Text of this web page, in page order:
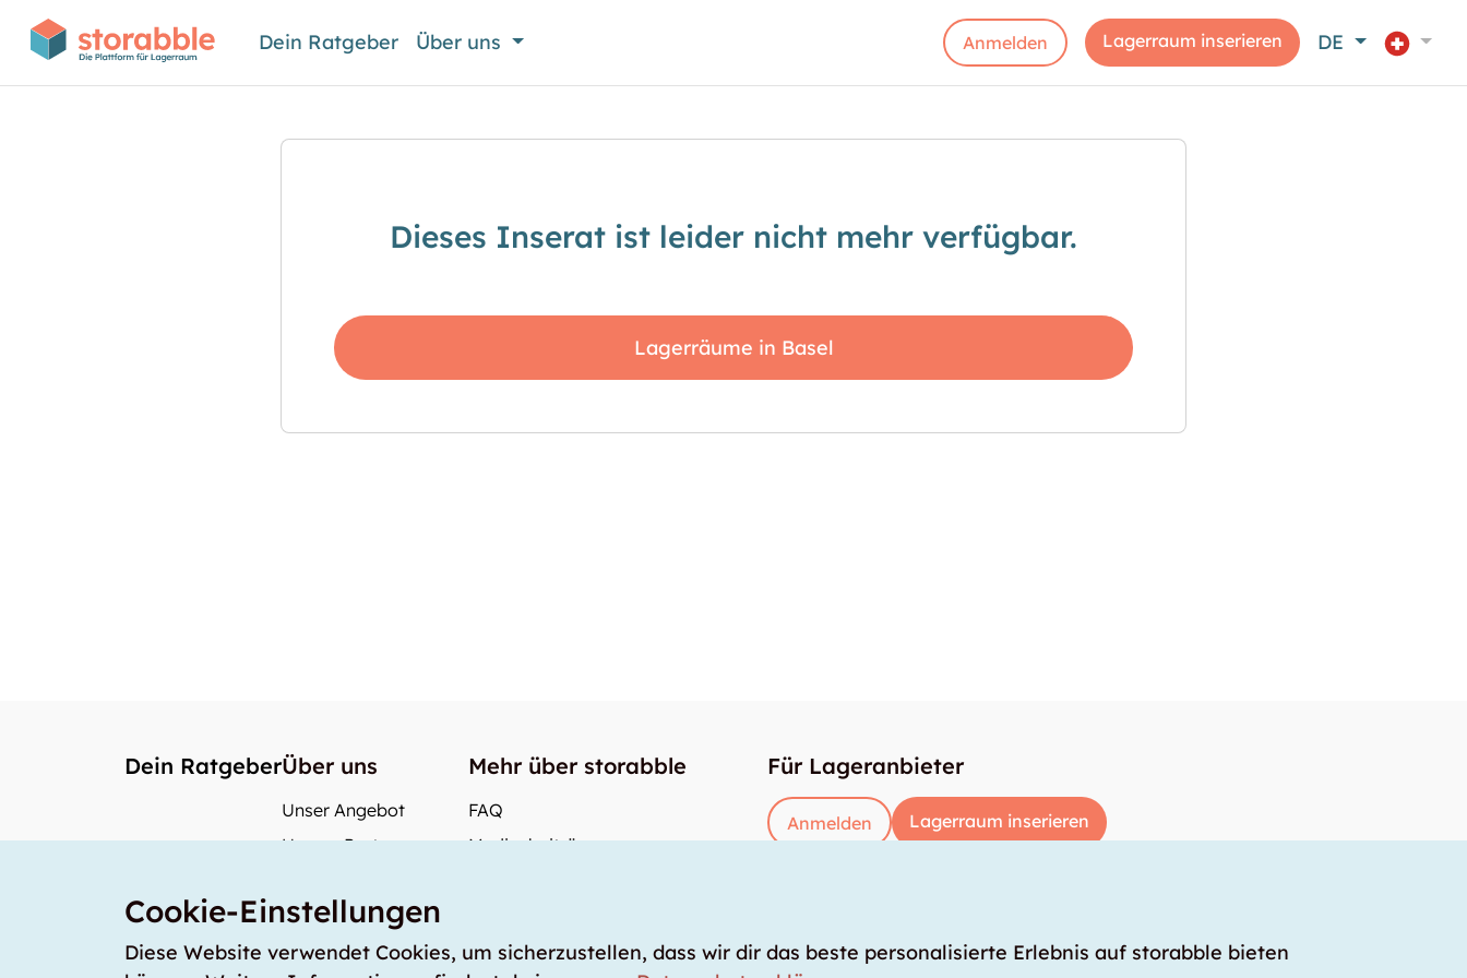
Dein Ratgeber Über uns Anmelden Lagerraum inserieren DE
Dieses Inserat ist leider nicht mehr verfügbar.
Lagerräume in Basel
Dein RatgeberÜber uns
Unser Angebot
Unsere Partner
Unsere Preise
storabble Deutschland
Mehr über storabble
FAQ
Medienbeiträge
Für Lageranbieter
Anmelden Lagerraum inserieren
Cookie-Einstellungen
Diese Website verwendet Cookies, um sicherzustellen, dass wir dir das beste personalisierte Erlebnis auf storabble bieten